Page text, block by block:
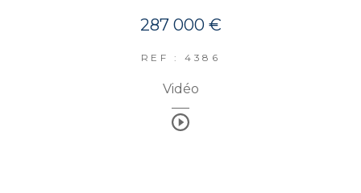
287 000 €
REF : 4386
Vidéo